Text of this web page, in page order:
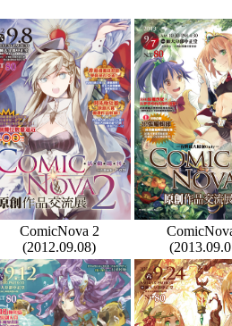
ComicNova 2
(2012.09.08)